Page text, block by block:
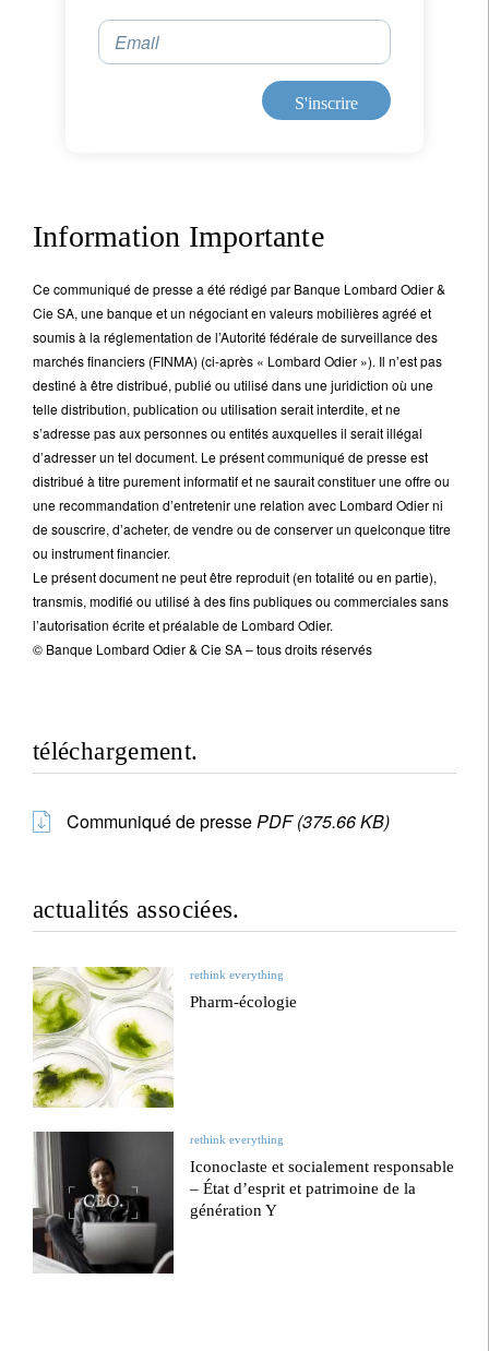
Email
S'inscrire
Information Importante
Ce communiqué de presse a été rédigé par Banque Lombard Odier &
Cie SA, une banque et un négociant en valeurs mobilières agréé et
soumis à la réglementation de l’Autorité fédérale de surveillance des
marchés financiers (FINMA) (ci-après « Lombard Odier »). Il n’est pas
destiné à être distribué, publié ou utilisé dans une juridiction où une
telle distribution, publication ou utilisation serait interdite, et ne
s’adresse pas aux personnes ou entités auxquelles il serait illégal
d’adresser un tel document. Le présent communiqué de presse est
distribué à titre purement informatif et ne saurait constituer une offre ou
une recommandation d’entretenir une relation avec Lombard Odier ni
de souscrire, d’acheter, de vendre ou de conserver un quelconque titre
ou instrument financier.
Le présent document ne peut être reproduit (en totalité ou en partie),
transmis, modifié ou utilisé à des fins publiques ou commerciales sans
l’autorisation écrite et préalable de Lombard Odier.
© Banque Lombard Odier & Cie SA – tous droits réservés
téléchargement.
Communiqué de pressePDF (375.66 KB)
actualités associées.
rethink everything
Pharm-écologie
rethink everything
Iconoclaste et socialement responsable
– État d’esprit et patrimoine de la
génération Y